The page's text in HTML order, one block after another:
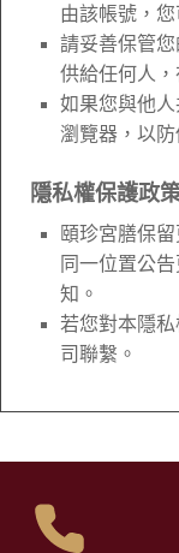
由該帳號，
請妥善保管
供給任何人
如果您與他
瀏覽器，以
隱私權保護政
頤珍宮膳保
同一位置公
知。
若您對本隱
司聯繫。